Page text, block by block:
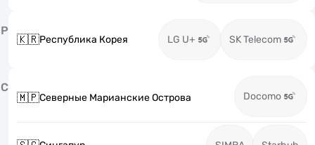
Р
🇰🇷Республика Корея LG U+ SK Telecom
С
🇲🇵Северные Марианские Острова Docomo